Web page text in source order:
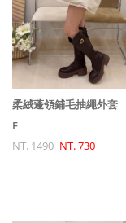
柔絨蓬領鋪毛抽繩外套
F
NT. 1490 NT. 730